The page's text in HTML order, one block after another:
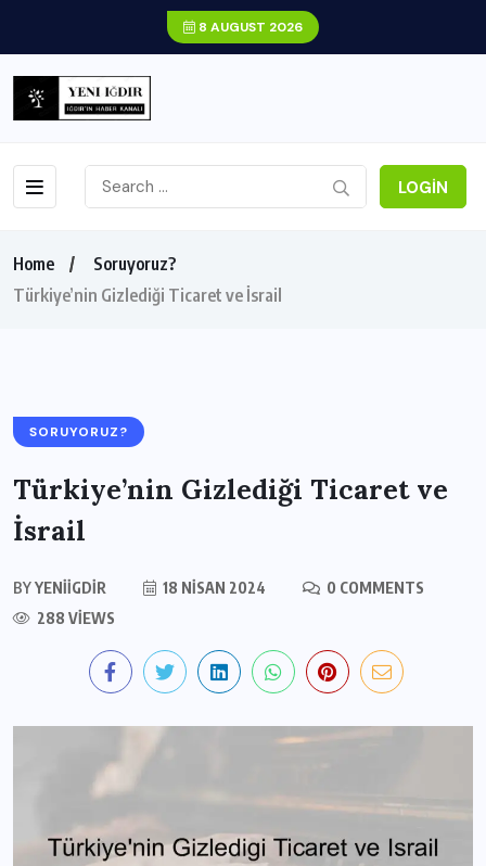
8 AUGUST 2026
LOGIN
Home
Soruyoruz?
Türkiye’nin Gizlediği Ticaret ve İsrail
SORUYORUZ?
Türkiye’nin Gizlediği Ticaret ve
İsrail
BYYENIIGDIR 18 NISAN 2024
0 COMMENTS
288 VIEWS